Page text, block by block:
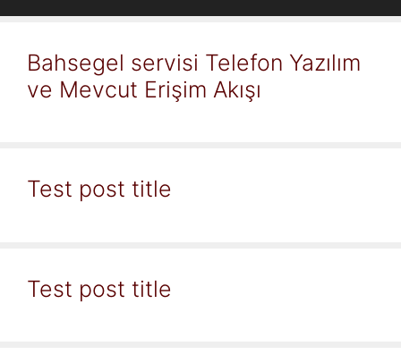
Bahsegel servisi Telefon Yazılım
ve Mevcut Erişim Akışı
Test post title
Test post title